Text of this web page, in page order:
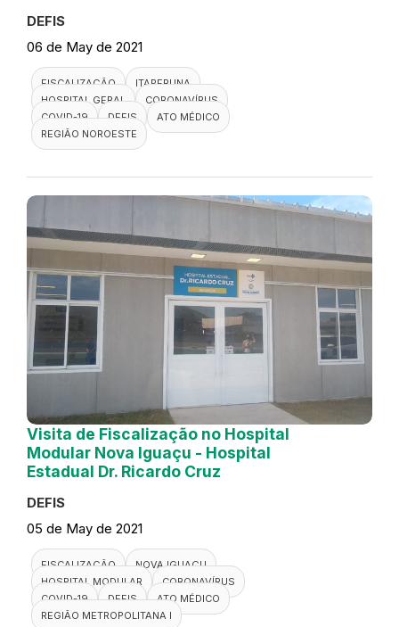
DEFIS
06 de May de 2021
FISCALIZAÇÃO
ITAPERUNA
HOSPITAL GERAL
CORONAVÍRUS
COVID-19
DEFIS
ATO MÉDICO
REGIÃO NOROESTE
Visita de Fiscalização no Hospital
Modular Nova Iguaçu - Hospital
Estadual Dr. Ricardo Cruz
DEFIS
05 de May de 2021
FISCALIZAÇÃO
NOVA IGUAÇU
HOSPITAL MODULAR
CORONAVÍRUS
COVID-19
DEFIS
ATO MÉDICO
REGIÃO METROPOLITANA I